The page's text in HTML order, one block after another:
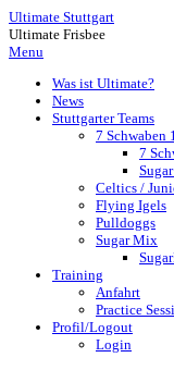
Ultimate Stuttgart
Ultimate Frisbee
Menu
Was ist Ultimate?
News
Stuttgarter Teams
7 Schwaben
7
Celtics /
Flying Igels
Pulldoggs
Sugar Mix
Training
Anfahrt
Practice
Profil/Logout
Login